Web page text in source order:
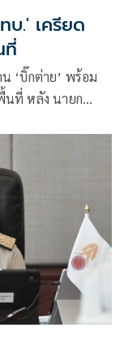
บ.' เครียด
ที่
‘บิ๊กต่าย’ พร้อม
นที่ หลัง นายก